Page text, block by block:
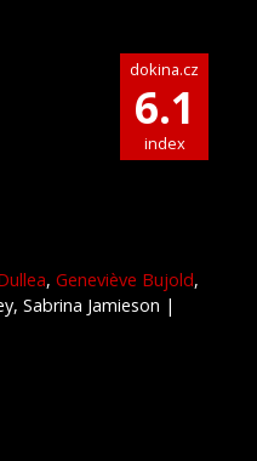
dokina.cz
6.1
index
, Geneviève Bujold,
Sabrina Jamieson |